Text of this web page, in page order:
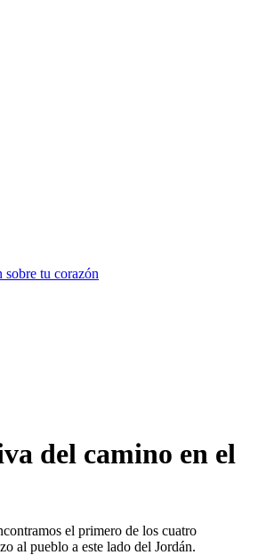
sobre tu corazón
del camino en el
el primero de los cuatro
al pueblo a este lado del Jordán.